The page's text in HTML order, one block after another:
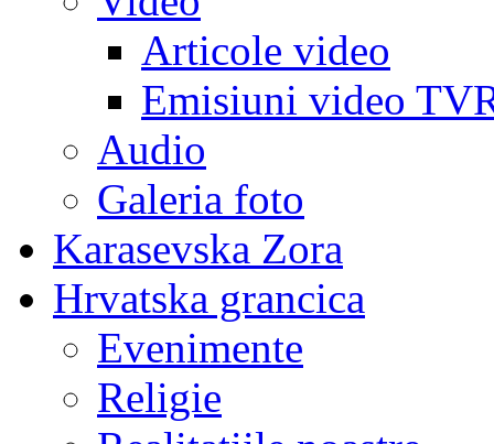
Articole video
Emisiuni video
Audio
Galeria foto
Karasevska Zora
Hrvatska grancica
Evenimente
Religie